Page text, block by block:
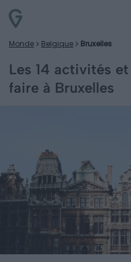
Monde Belgique Bruxelles
Les 14 activités
faire à Bruxelles